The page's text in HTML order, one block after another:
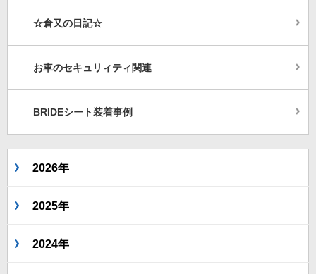
☆倉又の日記☆
お車のセキュリィティ関連
BRIDEシート装着事例
2026年
2025年
2024年